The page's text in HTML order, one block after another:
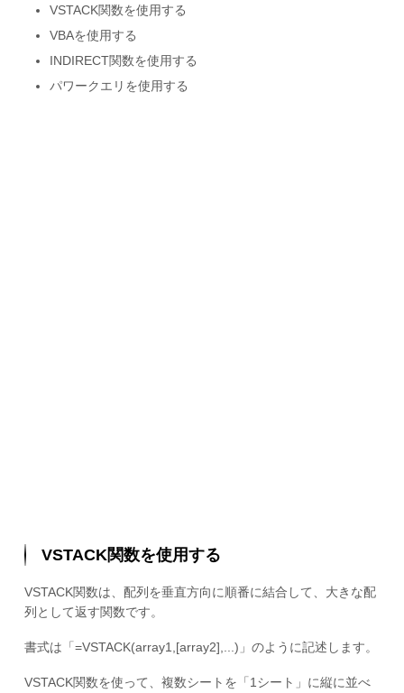
VSTACK関数を使用する
VBAを使用する
INDIRECT関数を使用する
パワークエリを使用する
VSTACK関数を使用する
VSTACK関数は、配列を垂直方向に順番に結合して、大きな配
列として返す関数です。
書式は「=VSTACK(array1,[array2],...)」のように記述します。
VSTACK関数を使って、複数シートを「1シート」に縦に並べ